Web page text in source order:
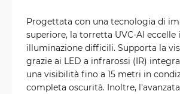
Progettata con una tecnologia di
superiore, la torretta UVC-AI
illuminazione difficili. Supporta la
grazie ai LED a infrarossi (IR)
una visibilità fino a 15 metri in
completa oscurità. Inoltre,